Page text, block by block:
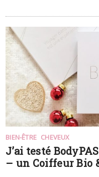
BIEN-ÊTRE CHEVEUX
J’ai testé
– un Coiffeur Bio